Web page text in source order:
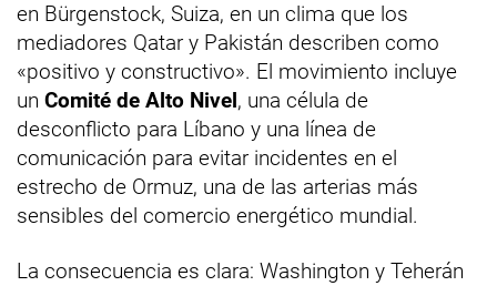
en Bürgenstock, Suiza, en un clima que los
mediadores Qatar y Pakistán describen como
«positivo y constructivo». El movimiento incluye
un Comité de Alto Nivel, una célula de
desconflicto para Líbano y una línea de
comunicación para evitar incidentes en el
estrecho de Ormuz, una de las arterias más
sensibles del comercio energético mundial.
La consecuencia es clara: Washington y Teherán